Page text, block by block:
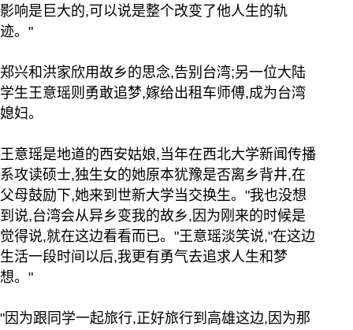
影响是巨大的,可以说是整个改变了他人生的轨
迹。"
郑兴和洪家欣用故乡的思念,告别台湾;另一位大陆
学生王意瑶则勇敢追梦,嫁给出租车师傅,成为台湾
媳妇。
王意瑶是地道的西安姑娘,当年在西北大学新闻传播
系攻读硕士,独生女的她原本犹豫是否离乡背井,在
父母鼓励下,她来到世新大学当交换生。"我也没想
到说,台湾会从异乡变我的故乡,因为刚来的时候是
觉得说,就在这边看看而已。"王意瑶淡笑说,"在这边
生活一段时间以后,我更有勇气去追求人生和梦
想。"
"因为跟同学一起旅行,正好旅行到高雄这边,因为那